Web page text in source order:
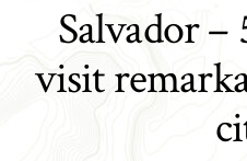
Salvador –
visit